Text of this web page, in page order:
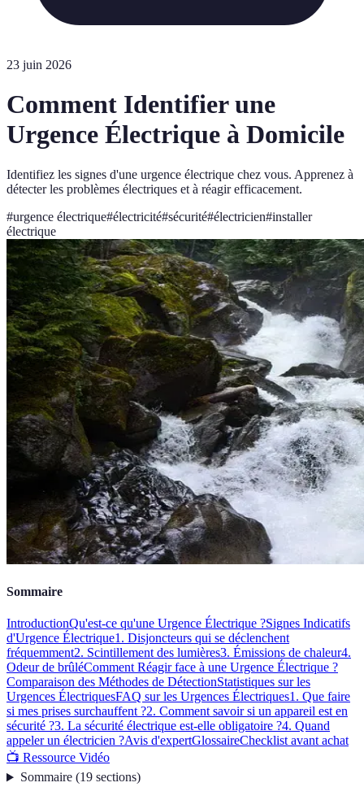
23 juin 2026
Comment Identifier une
Urgence Électrique à Domicile
Identifiez les signes d'une urgence électrique chez vous. Apprenez à
détecter les problèmes électriques et à réagir efficacement.
#urgence électrique#électricité#sécurité#électricien#installer
électrique
Sommaire
IntroductionQu'est-ce qu'une Urgence Électrique ?Signes Indicatifs
d'Urgence Électrique1. Disjoncteurs qui se déclenchent
fréquemment2. Scintillement des lumières3. Émissions de chaleur4.
Odeur de brûléComment Réagir face à une Urgence Électrique ?
Comparaison des Méthodes de DétectionStatistiques sur les
Urgences ÉlectriquesFAQ sur les Urgences Électriques1. Que faire
si mes prises surchauffent ?2. Comment savoir si un appareil est en
sécurité ?3. La sécurité électrique est-elle obligatoire ?4. Quand
appeler un électricien ?Avis d'expertGlossaireChecklist avant achat
📺 Ressource Vidéo
Sommaire(19 sections)